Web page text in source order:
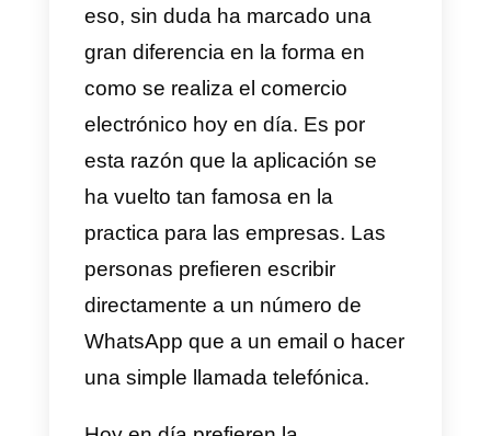
nuevas formas de mejorar su
comunicación con los clientes.
popularidad de las aplicaciones
de mensajería ha llevado a que
muchas empresas adopten
herramientas comoWhatsApp
para mejorar su eficacia y
eficiencia en la comunicación y
eso, sin duda ha marcado una
gran diferencia en la forma en